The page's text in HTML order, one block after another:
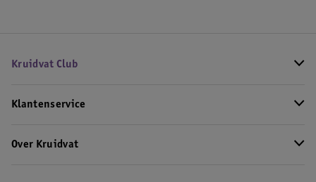
Kruidvat Club
Klantenservice
Over Kruidvat